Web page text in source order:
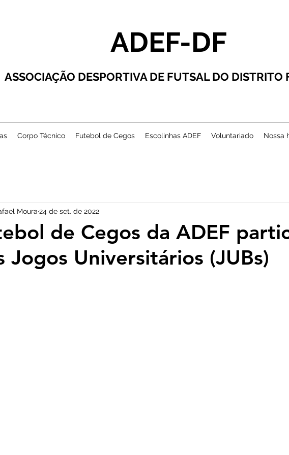
ADEF-DF
ASSOCIAÇÃO DESPORTIVA DE FUTSAL DO DISTRITO
Corpo Técnico Futebol de Cegos Escolinhas ADEF Voluntariado Nossa
de Cegos da ADEF
Jogos Universitários (JUBs)
Moura 24 de set. de 2022